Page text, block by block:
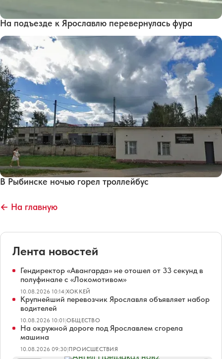
На подъезде к Ярославлю перевернулась фура
В Рыбинске ночью горел троллейбус
← На главную
Лента новостей
Гендиректор «Авангарда» не отошел от 33 секунд в
полуфинале с «Локомотивом»
10.08.2026 10:14|ХОККЕЙ
Крупнейший перевозчик Ярославля объявляет набор
водителей
10.08.2026 10:01|ОБЩЕСТВО
На окружной дороге под Ярославлем сгорела
машина
10.08.2026 09:30|ПРОИСШЕСТВИЯ